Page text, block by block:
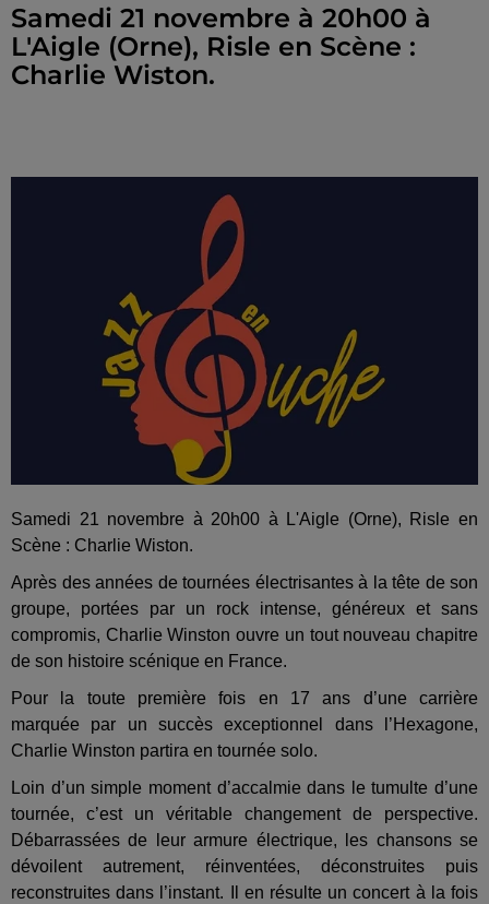
Samedi 21 novembre à 20h00 à
L'Aigle (Orne), Risle en Scène :
Charlie Wiston.
Samedi 21 novembre à 20h00 à L'Aigle (Orne), Risle en
Scène : Charlie Wiston.
Après des années de tournées électrisantes à la tête de son
groupe, portées par un rock intense, généreux et sans
compromis, Charlie Winston ouvre un tout nouveau chapitre
de son histoire scénique en France.
Pour la toute première fois en 17 ans d’une carrière
marquée par un succès exceptionnel dans l’Hexagone,
Charlie Winston partira en tournée solo.
Loin d’un simple moment d’accalmie dans le tumulte d’une
tournée, c’est un véritable changement de perspective.
Débarrassées de leur armure électrique, les chansons se
dévoilent autrement, réinventées, déconstruites puis
reconstruites dans l’instant. Il en résulte un concert à la fois